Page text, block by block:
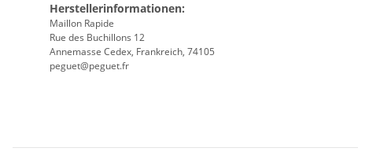
Herstellerinformationen:
Maillon Rapide
Rue des Buchillons 12
Annemasse Cedex, Frankreich, 74105
peguet@peguet.fr